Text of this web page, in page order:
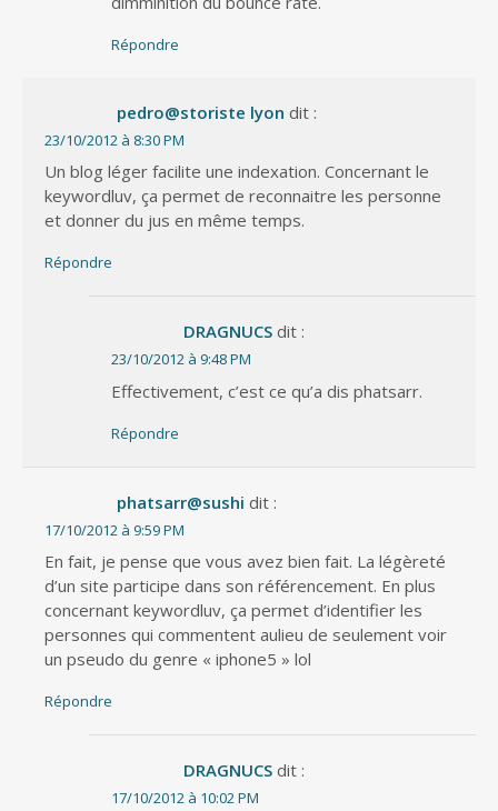
Répondre
pedro@storiste lyon dit :
23/10/2012 à 8:30 PM
Un blog léger facilite une indexation. Concernant le
keywordluv, ça permet de reconnaitre les personne
et donner du jus en même temps.
Répondre
DRAGNUCS dit :
23/10/2012 à 9:48 PM
Effectivement, c’est ce qu’a dis phatsarr.
Répondre
phatsarr@sushi dit :
17/10/2012 à 9:59 PM
En fait, je pense que vous avez bien fait. La légèreté
d’un site participe dans son référencement. En plus
concernant keywordluv, ça permet d’identifier les
personnes qui commentent aulieu de seulement voir
un pseudo du genre « iphone5 » lol
Répondre
DRAGNUCS dit :
17/10/2012 à 10:02 PM